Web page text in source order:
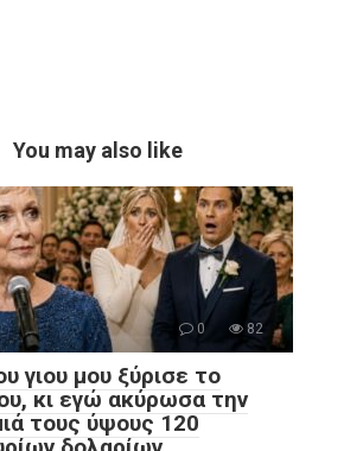
You may also like
0 82
γιου μου ξύρισε το
κι εγώ ακύρωσα την
τους ύψους 120